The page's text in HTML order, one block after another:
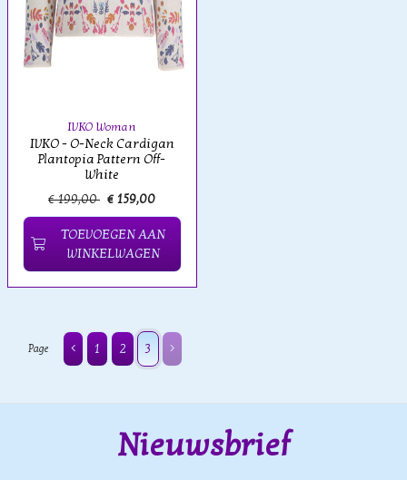
IVKO Woman
IVKO - O-Neck Cardigan
Plantopia Pattern Off-
White
€ 199,00 € 159,00
TOEVOEGEN AAN
WINKELWAGEN
Page 1 2 3
Nieuwsbrief